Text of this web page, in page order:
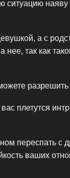
ситуацию
а с
так как
разрешить
плетутся
переспать с
ваших